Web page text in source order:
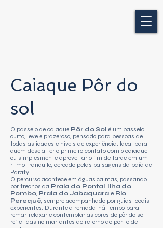
Caiaque Pôr do
sol
O passeio de caiaque Pôr do Sol é um passeio
curto, leve e prazeroso, pensado para pessoas de
todas as idades e níveis de experiência. Ideal para
quem deseja ter o primeiro contato com o caiaque
ou simplesmente aproveitar o fim de tarde em um
ritmo tranquilo, cercado pelas paisagens da baía de
Paraty.
O percurso acontece em águas calmas, passando
por trechos da Praia do Pontal, Ilha do
Pombo, Praia do Jabaquara e Rio
Perequê, sempre acompanhado por guias locais
experientes. Durante a remada, há tempo para
remar, relaxar e contemplar as cores do pôr do sol
refletidas no mar, antes do retorno ao ponto de